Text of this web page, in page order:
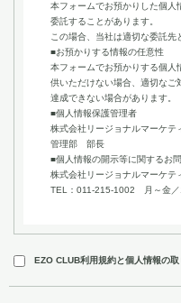
本フォームでお預かりした個人
委託することがあります。
この場合、当社は適切な委託先
■お預かりする情報の任意性
本フォームでお預かりする個人
供いただけない場合、適切なご
達成できない場合があります。
■個人情報保護管理者
株式会社リージョナルマーケテ
管理部 部長
■個人情報の開示等に関するお
株式会社リージョナルマーケテ
TEL：011-215-1002 月～金／
EZO CLUB利用規約と個人情報の取